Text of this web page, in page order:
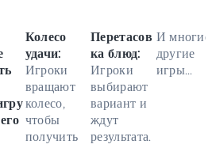
Колесо
удачи:
Игроки
вращают
колесо,
чтобы
получить
Перетасов
ка блюд:
Игроки
выбирают
вариант и
ждут
результата.
И многие
другие
игры...